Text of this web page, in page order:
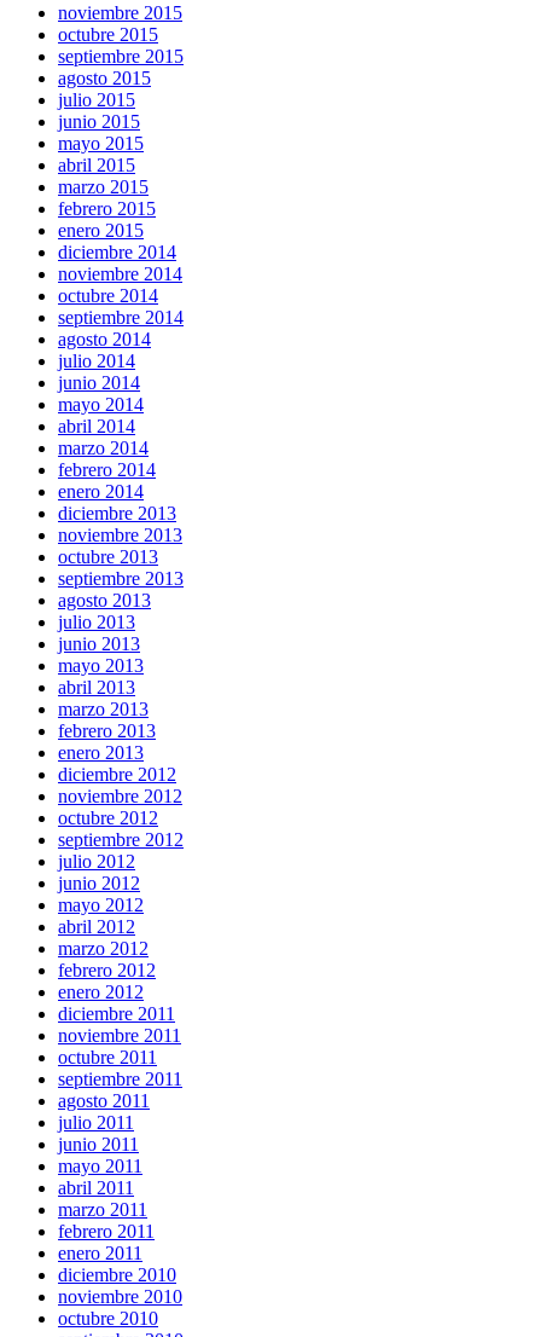
noviembre 2015
octubre 2015
septiembre 2015
agosto 2015
julio 2015
junio 2015
mayo 2015
abril 2015
marzo 2015
febrero 2015
enero 2015
diciembre 2014
noviembre 2014
octubre 2014
septiembre 2014
agosto 2014
julio 2014
junio 2014
mayo 2014
abril 2014
marzo 2014
febrero 2014
enero 2014
diciembre 2013
noviembre 2013
octubre 2013
septiembre 2013
agosto 2013
julio 2013
junio 2013
mayo 2013
abril 2013
marzo 2013
febrero 2013
enero 2013
diciembre 2012
noviembre 2012
octubre 2012
septiembre 2012
julio 2012
junio 2012
mayo 2012
abril 2012
marzo 2012
febrero 2012
enero 2012
diciembre 2011
noviembre 2011
octubre 2011
septiembre 2011
agosto 2011
julio 2011
junio 2011
mayo 2011
abril 2011
marzo 2011
febrero 2011
enero 2011
diciembre 2010
noviembre 2010
octubre 2010